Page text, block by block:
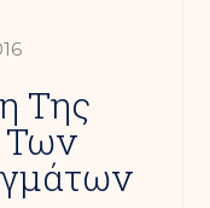
Της
Των